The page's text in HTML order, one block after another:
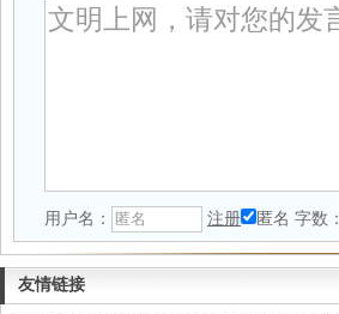
用户名： 注册 匿名 字数：
友情链接